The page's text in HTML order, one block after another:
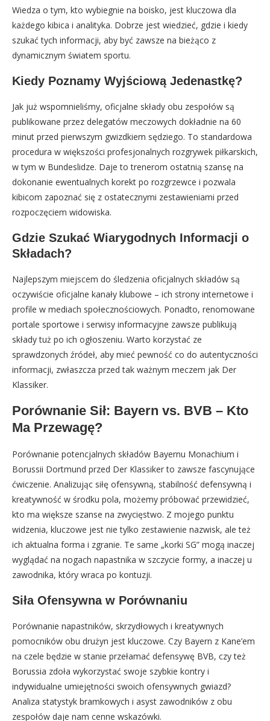
Wiedza o tym, kto wybiegnie na boisko, jest kluczowa dla
każdego kibica i analityka. Dobrze jest wiedzieć, gdzie i kiedy
szukać tych informacji, aby być zawsze na bieżąco z
dynamicznym światem sportu.
Kiedy Poznamy Wyjściową Jedenastkę?
Jak już wspomnieliśmy, oficjalne składy obu zespołów są
publikowane przez delegatów meczowych dokładnie na 60
minut przed pierwszym gwizdkiem sędziego. To standardowa
procedura w większości profesjonalnych rozgrywek piłkarskich,
w tym w Bundeslidze. Daje to trenerom ostatnią szansę na
dokonanie ewentualnych korekt po rozgrzewce i pozwala
kibicom zapoznać się z ostatecznymi zestawieniami przed
rozpoczęciem widowiska.
Gdzie Szukać Wiarygodnych Informacji o
Składach?
Najlepszym miejscem do śledzenia oficjalnych składów są
oczywiście oficjalne kanały klubowe – ich strony internetowe i
profile w mediach społecznościowych. Ponadto, renomowane
portale sportowe i serwisy informacyjne zawsze publikują
składy tuż po ich ogłoszeniu. Warto korzystać ze
sprawdzonych źródeł, aby mieć pewność co do autentyczności
informacji, zwłaszcza przed tak ważnym meczem jak Der
Klassiker.
Porównanie Sił: Bayern vs. BVB – Kto
Ma Przewagę?
Porównanie potencjalnych składów Bayernu Monachium i
Borussii Dortmund przed Der Klassiker to zawsze fascynujące
ćwiczenie. Analizując siłę ofensywną, stabilność defensywną i
kreatywność w środku pola, możemy próbować przewidzieć,
kto ma większe szanse na zwycięstwo. Z mojego punktu
widzenia, kluczowe jest nie tylko zestawienie nazwisk, ale też
ich aktualna forma i zgranie. Te same „korki SG” mogą inaczej
wyglądać na nogach napastnika w szczycie formy, a inaczej u
zawodnika, który wraca po kontuzji.
Siła Ofensywna w Porównaniu
Porównanie napastników, skrzydłowych i kreatywnych
pomocników obu drużyn jest kluczowe. Czy Bayern z Kane’em
na czele będzie w stanie przełamać defensywę BVB, czy też
Borussia zdoła wykorzystać swoje szybkie kontry i
indywidualne umiejętności swoich ofensywnych gwiazd?
Analiza statystyk bramkowych i asyst zawodników z obu
zespołów daje nam cenne wskazówki.